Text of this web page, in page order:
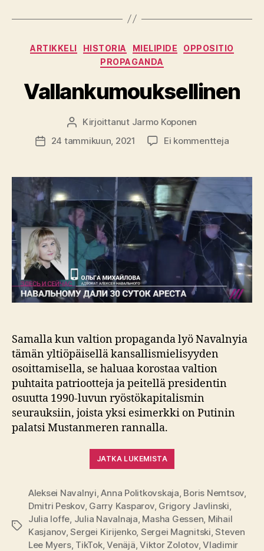
Kategoriat
ARTIKKELI HISTORIA MIELIPIDE
OPPOSITIO
PROPAGANDA
Vallankumouksellinen
Kirjoittaja
Kirjoittanut Jarmo Koponen
Julkaisupäivämäärä
24 tammikuun, 2021 Ei kommentteja
Samalla kun valtion propaganda lyö Navalnyia
tämän yltiöpäisellä kansallismielisyyden
osoittamisella, se haluaa korostaa valtion
puhtaita patriootteja ja peitellä presidentin
osuutta 1990-luvun ryöstökapitalismin
seurauksiin, joista yksi esimerkki on Putinin
palatsi Mustanmeren rannalla.
JATKA LUKEMISTA
Avainsanat
Aleksei Navalnyi,Anna Politkovskaja, Boris Nemtsov,
Dmitri Peskov, Garry Kasparov, Grigory Javlinski,
Julia Ioffe, Julia Navalnaja, Masha Gessen, Mihail
Kasjanov,Sergei Kirijenko, Sergei Magnitski,Steven
Lee Myers, TikTok,Venäjä,Viktor Zolotov,Vladimir